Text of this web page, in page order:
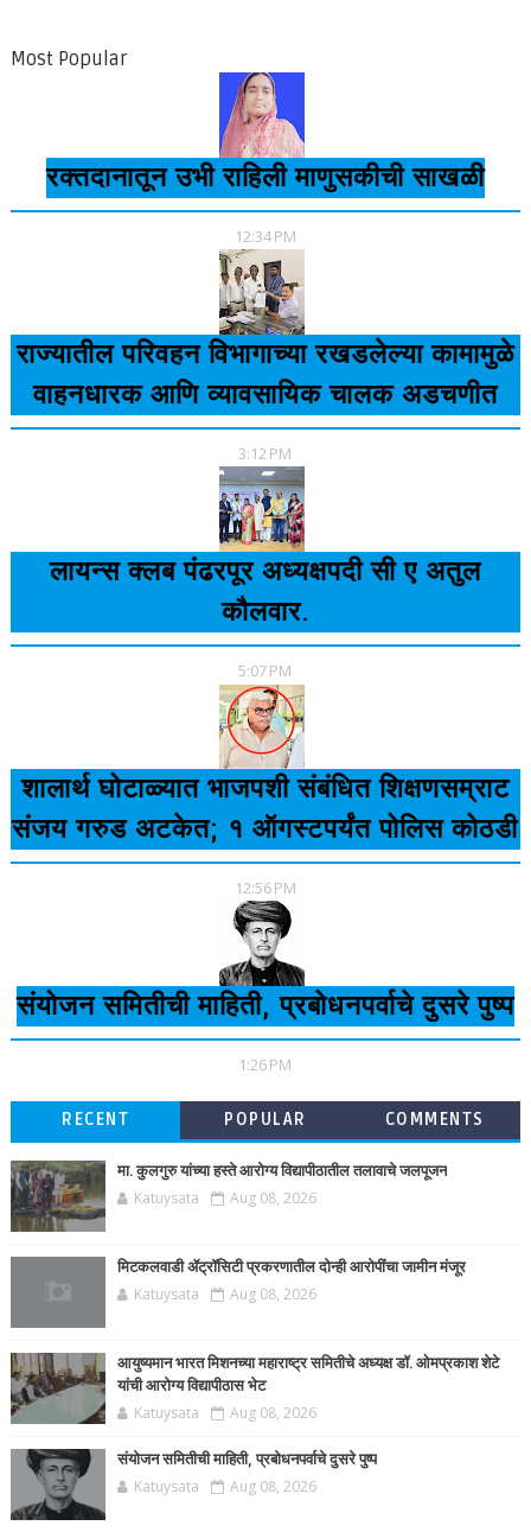
Most Popular
रक्तदानातून उभी राहिली माणुसकीची साखळी
12:34 PM
राज्यातील परिवहन विभागाच्या रखडलेल्या कामामुळे
वाहनधारक आणि व्यावसायिक चालक अडचणीत
3:12 PM
लायन्स क्लब पंढरपूर अध्यक्षपदी सी ए अतुल
कौलवार.
5:07 PM
शालार्थ घोटाळ्यात भाजपशी संबंधित शिक्षणसम्राट
संजय गरुड अटकेत; १ ऑगस्टपर्यंत पोलिस कोठडी
12:56 PM
संयोजन समितीची माहिती, प्रबोधनपर्वाचे दुसरे पुष्प
1:26 PM
RECENT POPULAR COMMENTS
मा. कुलगुरु यांच्या हस्ते आरोग्य विद्यापीठातील तलावाचे जलपूजन
Katuysata Aug 08, 2026
मिटकलवाडी ॲट्रॉसिटी प्रकरणातील दोन्ही आरोपींचा जामीन मंजूर
Katuysata Aug 08, 2026
आयुष्यमान भारत मिशनच्या महाराष्ट्र समितीचे अध्यक्ष डॉ. ओमप्रकाश शेटे
यांची आरोग्य विद्यापीठास भेट
Katuysata Aug 08, 2026
संयोजन समितीची माहिती, प्रबोधनपर्वाचे दुसरे पुष्प
Katuysata Aug 08, 2026